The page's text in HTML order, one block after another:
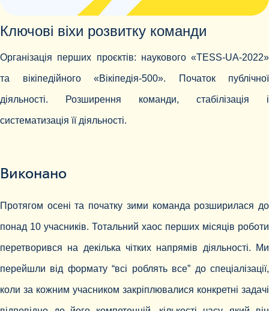
Ключові віхи розвитку команди
Організація перших проєктів: наукового «TESS-UA-2022»
та вікіпедійного «Вікіпедія-500». Початок публічної
діяльності. Розширення команди, стабілізація і
систематизація її діяльності.
Виконано
Протягом осені та початку зими команда розширилася до
понад 10 учасників. Тотальний хаос перших місяців роботи
перетворився на декілька чітких напрямів діяльності. Ми
перейшли від формату “всі роблять все” до спеціалізації,
коли за кожним учасником закріплювалися конкретні задачі